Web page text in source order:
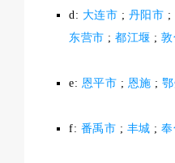
d: 大连市 ; 丹阳市 ;
东营市 ; 都江堰 ; 敦
e: 恩平市 ; 恩施 ;
f: 番禹市 ; 丰城 ; 奉